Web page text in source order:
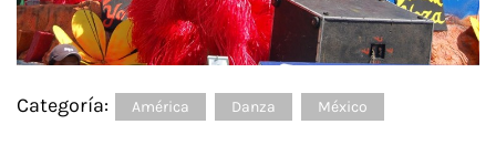
Categoría: América Danza México